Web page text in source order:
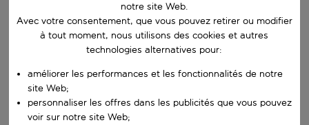
Commencez à taper pour la saisie automatique. Lorsque les
Choisissez vos dates
Quand
notre site Web.
Avec votre consentement, que vous pouvez retirer ou modifier
à tout moment, nous utilisons des cookies et autres
technologies alternatives pour:
améliorer les performances et les fonctionnalités de notre
site Web;
personnaliser les offres dans les publicités que vous pouvez
voir sur notre site Web;